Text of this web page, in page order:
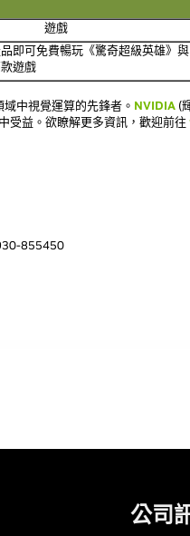
遊戲
即可免費暢玩《驚奇超級英雄》與
遊戲
中視覺運算的先鋒者。 NVIDIA (
受益。欲瞭解更多資訊，歡迎前往
855450
公司